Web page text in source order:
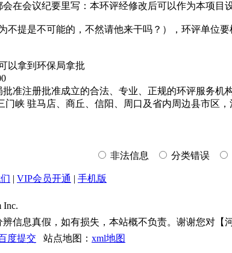
在会议纪要里写：本环评经修改后可以作为本项目
提是不可能的，不然请他来干吗？），环评单位
以拿到环保局拿批
准注册批准成立的合法、专业、正规的环评服务
峡 驻马店、商丘、信阳、周口及省内周边县市区
非法信息 分类错误
| VIP会员开通 | 手机版
Inc.
信息真假，如有损失，本站概不负责。谢谢您对【
度提交 站点地图： xml地图